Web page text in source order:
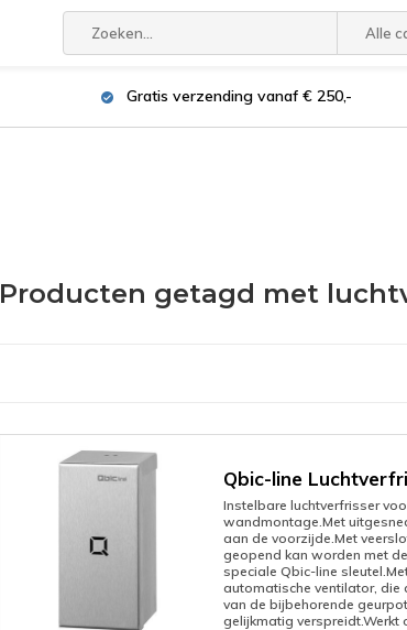
Alle
Gratis verzending vanaf € 250,-
Producten getagd met
Qbic-line
Instelbare luchtverfrisser
wandmontage.Met
aan de voorzijde.Met
geopend kan worden met de
speciale Qbic-line
automatische ventilator, die
van de bijbehorende
gelijkmatig verspreidt.Werkt